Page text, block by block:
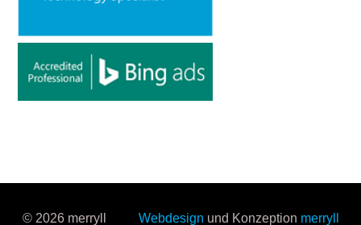
© 2026 merryll Webdesign und Konzeption merryll